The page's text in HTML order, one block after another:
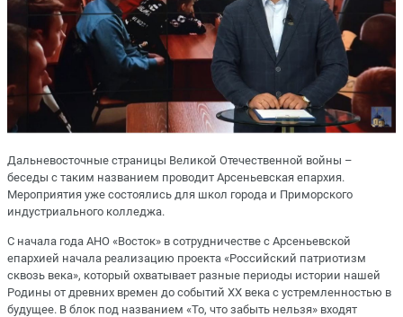
Дальневосточные страницы Великой Отечественной войны –
беседы с таким названием проводит Арсеньевская епархия.
Мероприятия уже состоялись для школ города и Приморского
индустриального колледжа.
С начала года АНО «Восток» в сотрудничестве с Арсеньевской
епархией начала реализацию проекта «Российский патриотизм
сквозь века», который охватывает разные периоды истории нашей
Родины от древних времен до событий XX века с устремленностью в
будущее. В блок под названием «То, что забыть нельзя» входят